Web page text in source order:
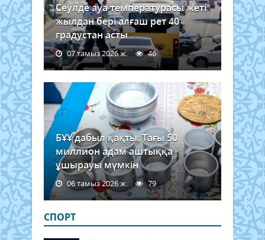
Сеулде ауа температурасы жеті
жылдан бері алғаш рет 40
градустан асты
07 тамыз 2026 ж. 46
БҰҰ дабыл қақты: Тағы 50
миллион адам аштыққа
ұшырауы мүмкін
06 тамыз 2026 ж. 79
СПОРТ